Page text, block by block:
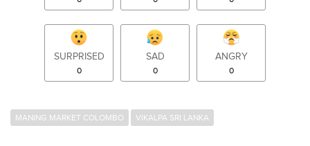
SURPRISED
0
SAD
0
ANGRY
0
MANING MARKET COLOMBO VIKALPA SRI LANKA